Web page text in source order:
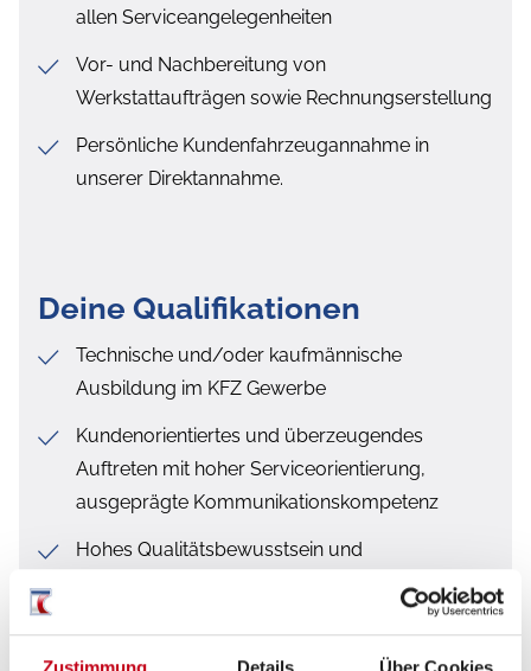
allen Serviceangelegenheiten
Vor- und Nachbereitung von
Werkstattaufträgen sowie Rechnungserstellung
Persönliche Kundenfahrzeugannahme in
unserer Direktannahme.
Deine Qualifikationen
Technische und/oder kaufmännische
Ausbildung im KFZ Gewerbe
Kundenorientiertes und überzeugendes
Auftreten mit hoher Serviceorientierung,
ausgeprägte Kommunikationskompetenz
Hohes Qualitätsbewusstsein und
Teamorientierte und selbstständige
Arbeitsweise